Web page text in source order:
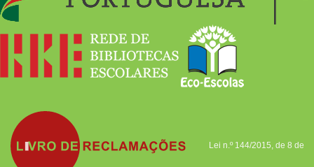
Lei n.º 144/2015, de 8 de